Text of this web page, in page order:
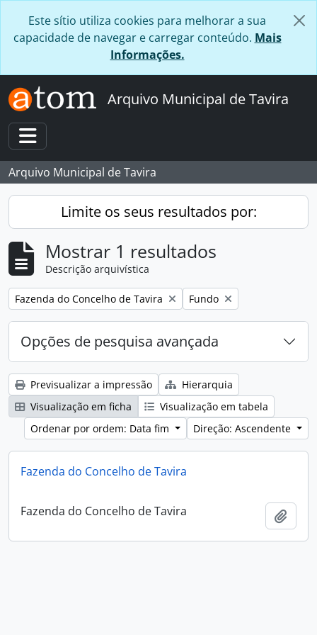
Este sítio utiliza cookies para melhorar a sua
capacidade de navegar e carregar conteúdo. Mais
Informações.
Arquivo Municipal de Tavira
Toggle navigation
Arquivo Municipal de Tavira
Limite os seus resultados por:
Mostrar 1 resultados
Descrição arquivística
Remover filtro:
Fazenda do Concelho de Tavira Remover filtro:
Fundo
Opções de pesquisa avançada
Previsualizar a impressão
Hierarquia
Visualização em ficha
Visualização em tabela
Ordenar por ordem: Data fim
Direção: Ascendente
Fazenda do Concelho de Tavira
Fazenda do Concelho de Tavira